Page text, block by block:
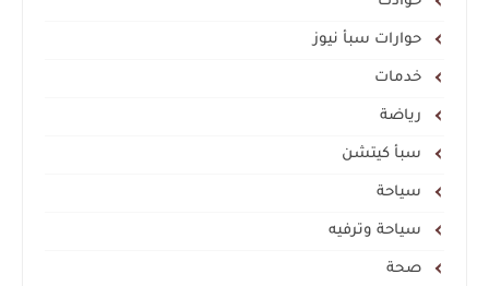
حوارات سبأ نيوز
خدمات
رياضة
سبأ كيتشن
سياحة
سياحة وترفيه
صحة